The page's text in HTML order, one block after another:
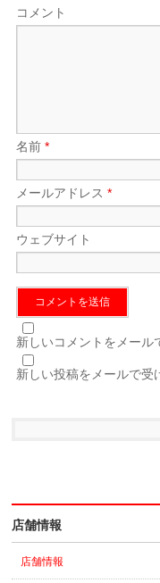
コメント
名前*
メールアドレス*
ウェブサイト
新しいコメントをメール
新しい投稿をメールで受
店舗情報
店舗情報